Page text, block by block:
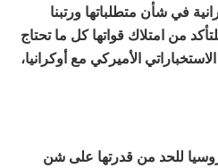
في شأن متطلباتها ورتبنا
من امتلاك قواتها كل ما تحتاج
الأميركي مع أوكرانيا،
للحد من قدرتها على شن